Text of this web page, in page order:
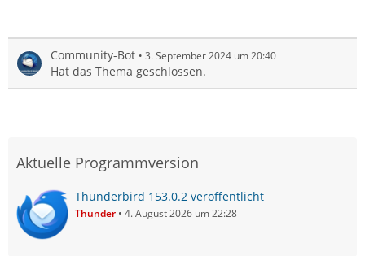
Community-Bot 3. September 2024 um 20:40
Hat das Thema geschlossen.
Aktuelle Programmversion
Thunderbird 153.0.2 veröffentlicht
Thunder 4. August 2026 um 22:28